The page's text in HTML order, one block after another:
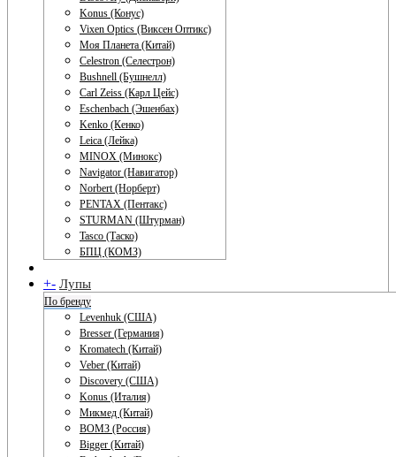
Konus (Конус)
Vixen Optics (Виксен Оптикс)
Моя Планета (Китай)
Celestron (Селестрон)
Bushnell (Бушнелл)
Carl Zeiss (Карл Цейс)
Eschenbach (Эшенбах)
Kenko (Кенко)
Leica (Лейка)
MINOX (Минокс)
Navigator (Навигатор)
Norbert (Норберт)
PENTAX (Пентакс)
STURMAN (Штурман)
Tasco (Таско)
БПЦ (КОМЗ)
+- Лупы
По бренду
Levenhuk (США)
Bresser (Германия)
Kromatech (Китай)
Veber (Китай)
Discovery (США)
Konus (Италия)
Микмед (Китай)
ВОМЗ (Россия)
Bigger (Китай)